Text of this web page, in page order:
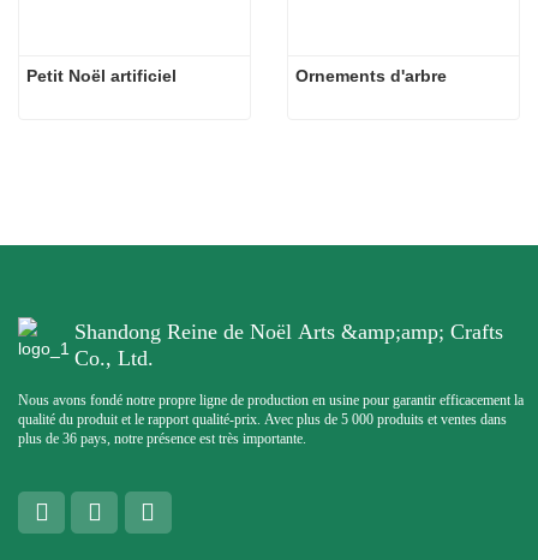
Petit Noël artificiel Ornements d'arbre
Shandong Reine de Noël Arts &amp;amp; Crafts
Co., Ltd.
Nous avons fondé notre propre ligne de production en usine pour garantir efficacement la
qualité du produit et le rapport qualité-prix. Avec plus de 5 000 produits et ventes dans
plus de 36 pays, notre présence est très importante.